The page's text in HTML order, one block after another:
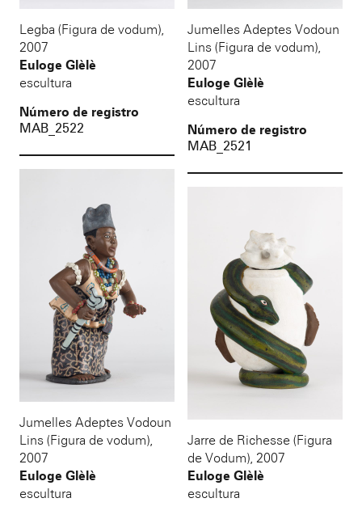
Legba (Figura de vodum)
2007
Euloge Glèlè
escultura
Número de registro
MAB_2522
Jumelles Adeptes Vodoun
Lins (Figura de vodum)
2007
Euloge Glèlè
escultura
Número de registro
MAB_2521
Jumelles Adeptes Vodoun
Lins (Figura de vodum)
2007
Euloge Glèlè
escultura
Jarre de Richesse (Figura
de Vodum) 2007
Euloge Glèlè
escultura